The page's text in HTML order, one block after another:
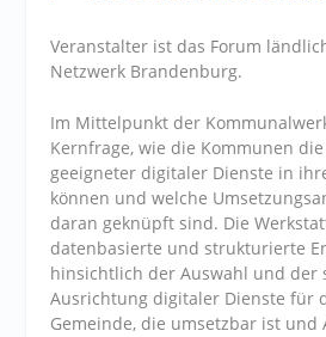
Veranstalter ist das Forum
Netzwerk Brandenburg.
Im Mittelpunkt der
Kernfrage, wie die Kommunen
geeigneter digitaler Dienste in
können und welche
daran geknüpft sind. Die
datenbasierte und strukturierte
hinsichtlich der Auswahl und der
Ausrichtung digitaler Dienste für
Gemeinde, die umsetzbar ist und